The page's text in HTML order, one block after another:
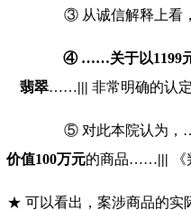
③ 从诚信解释上
④ ……关于以1199
翡翠……||| 非常明确的认
⑤ 对此本院认为，
价值100万元的商品……|||
★ 可以看出，案涉商品的实